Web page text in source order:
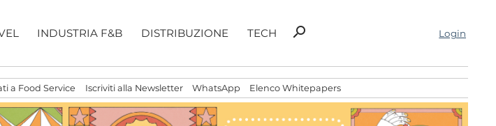
INDUSTRIA F&B DISTRIBUZIONE TECH
Ricerca
search Login
a Food Service Iscriviti alla Newsletter WhatsApp Elenco Whitepapers